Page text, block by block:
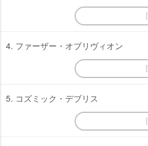
4. ファーザー・オブリヴィオン
5. コズミック・デブリス